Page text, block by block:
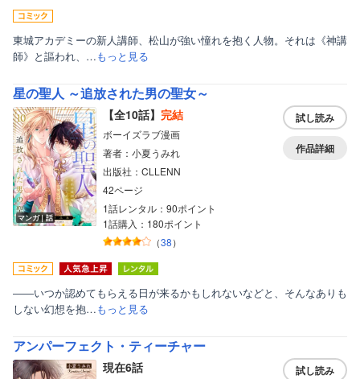
東城アカデミーの新人講師、松山が強い憧れを抱く人物。それは《神講
師》と謳われ、…もっと見る
星の聖人 ～追放された男の聖女～
マンガ｜話
【全10話】 完結
ボーイズラブ漫画
著者：小夏うみれ
出版社：CLLENN
42ページ
1話レンタル：90ポイント
1話購入：180ポイント
（38）
試し読み
作品詳細
――いつか認めてもらえる日が来るかもしれないなどと、そんなありも
しない幻想を抱…もっと見る
アンパーフェクト・ティーチャー
現在6話 試し読み